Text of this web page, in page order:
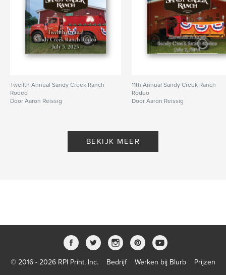
Twelfth Annual Sandy Creek Ranch
Rodeo
Door Aaron Reissig
11th Annual Sandy Creek Ranch
Rodeo
Door Aaron Reissig
BEKIJK MEER
© 2016 - 2026 RPI Print, Inc. Bedrijf Werken bij Blurb
Prijzen